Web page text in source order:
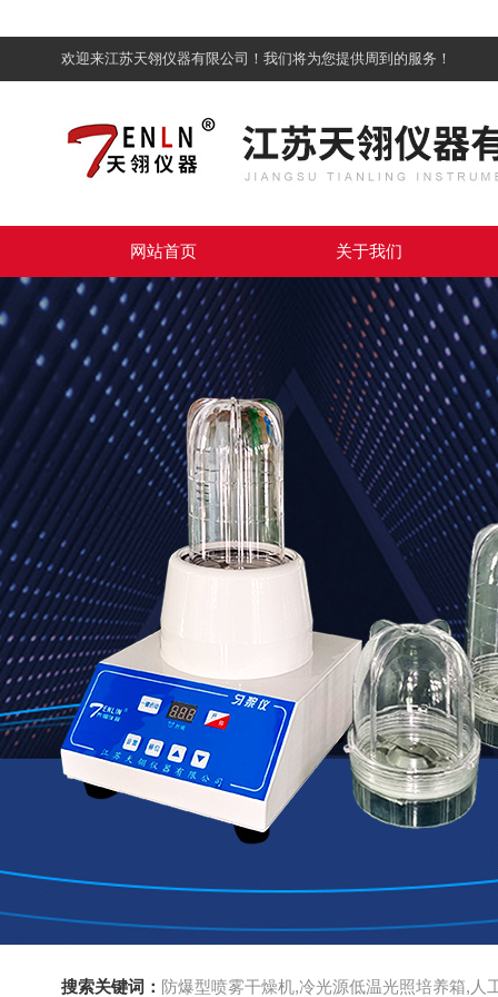
欢迎来江苏天翎仪器有限公司！我们将为您提供周到的服务！
网站首页 关于我们
搜索关键词： 防爆型喷雾干燥机,冷光源低温光照培养箱,人